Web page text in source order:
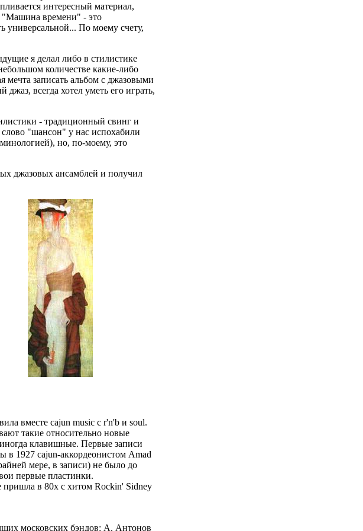
интересный материал,
"Машина времени" - это
универсальной... По моему счету,
я делал либо в стилистике
количестве какие-либо
мечта записать альбом с джазовыми
всегда хотел уметь его играть,
- традиционный свинг и
"шансон" у нас испохабили
но, по-моему, это
джазовых ансамблей и получил
вместе cajun music с r'n'b и soul.
такие относительно новые
клавишные. Первые записи
в 1927 cajun-аккордеонистом Amad
мере, в записи) не было до
первые пластинки.
пришла в 80х с хитом Rockin' Sidney
московских бэндов: А. Антонов